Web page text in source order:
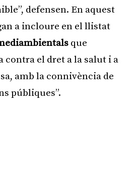
defensen. En aquest
a incloure en el llistat
que
contra el dret a la salut i a
amb la connivència de
públiques”.